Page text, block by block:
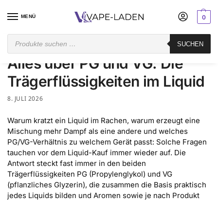
MENÜ
SUCHEN
0
Startseite / Vape Blog und Ratgeber Alles über PG und VG: Die Trägerflüssigkeiten im Liquid
Alles über PG und VG: Die
Trägerflüssigkeiten im Liquid
8. JULI 2026
Warum kratzt ein Liquid im Rachen, warum erzeugt eine
Mischung mehr Dampf als eine andere und welches
PG/VG-Verhältnis zu welchem Gerät passt: Solche Fragen
tauchen vor dem Liquid-Kauf immer wieder auf. Die
Antwort steckt fast immer in den beiden
Trägerflüssigkeiten PG (Propylenglykol) und VG
(pflanzliches Glyzerin), die zusammen die Basis praktisch
jedes Liquids bilden und Aromen sowie je nach Produkt